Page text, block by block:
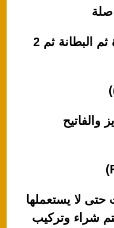
تتم بعد ذلك عملية الصنفرة ثم البطانة ثم 2
والفاتيح
حتى لا يستعملها
شراء وتركيب